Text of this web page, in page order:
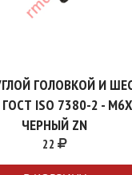
ГОЛОВКОЙ И
ISO 7380-2 -
ЧЕРНЫЙ ZN
22